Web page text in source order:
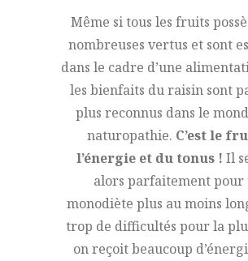
Même si tous les fruits
nombreuses vertus et sont
dans le cadre d’une
les bienfaits du raisin sont
plus reconnus dans le
naturopathie. C’est le
l’énergie et du tonus ! Il
alors parfaitement pour
monodiète plus au moins
trop de difficultés pour la
on reçoit beaucoup